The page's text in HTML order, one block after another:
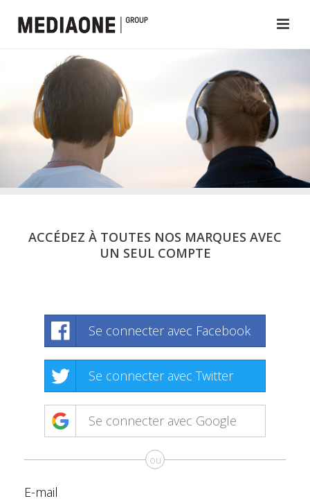
ACCÉDEZ À TOUTES NOS MARQUES AVEC
UN SEUL COMPTE
Se connecter avec Facebook
Se connecter avec Twitter
Se connecter avec Google
ou
E-mail